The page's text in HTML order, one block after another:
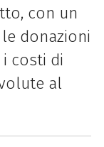
con un
donazioni
costi di
al